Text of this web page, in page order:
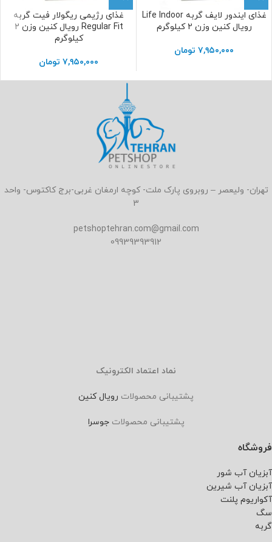
غذای ایندور لایف گربه Life Indoor
رویال کنین وزن 2 کیلوگرم
۷,۹۵۰,۰۰۰ تومان
غذای رژیمی ریگولار فیت گربه
Regular Fit رویال کنین وزن 2
کیلوگرم
۷,۹۵۰,۰۰۰ تومان
تهران- ولیعصر – روبروی پارک ملت- کوچه ارمغان غربی-برج کاکتوس- واحد
3
petshoptehran.com@gmail.com
09939393912
نماد اعتماد الکترونیک
پشتیبانی محصولات رویال کنین
پشتیبانی محصولاتجوسرا
فروشگاه
آبزیان آب شور
آبزیان آب شیرین
آکواریوم پلنت
سگ
گربه